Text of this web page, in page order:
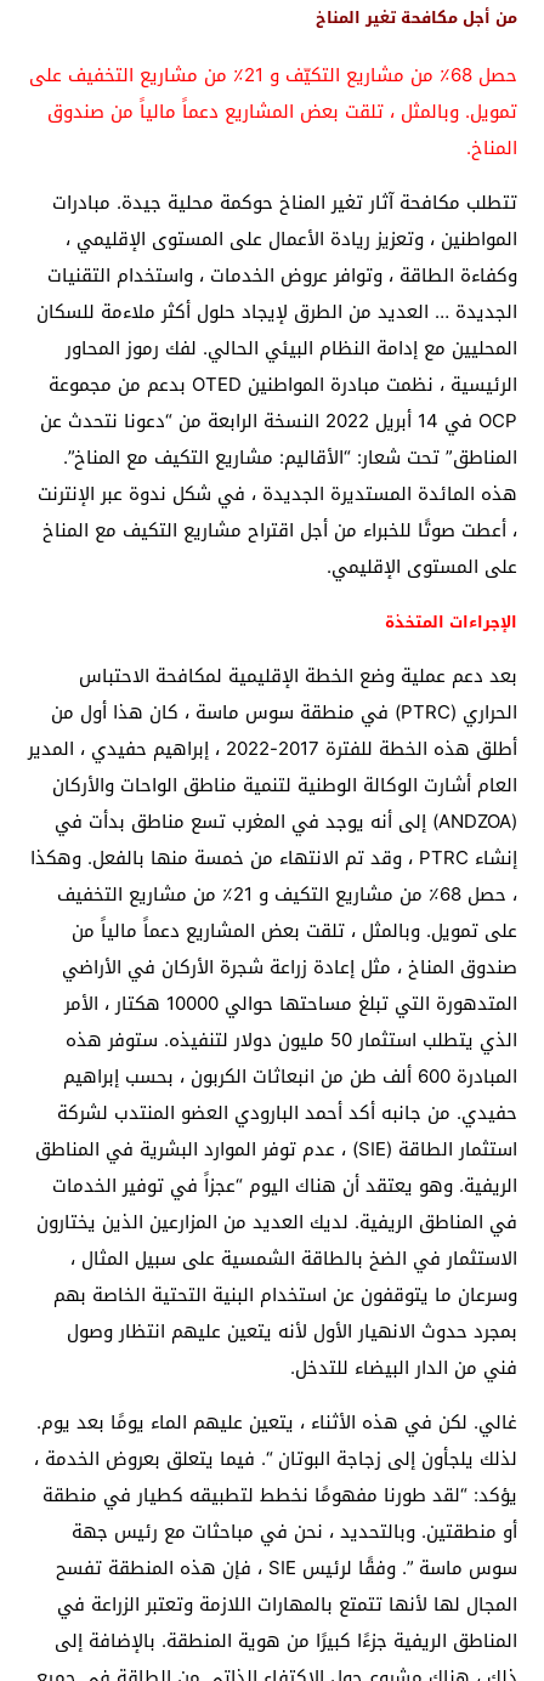
من أجل مكافحة تغير المناخ
حصل 68٪ من مشاريع التكيّف و 21٪ من مشاريع التخفيف على
تمويل. وبالمثل ، تلقت بعض المشاريع دعماً مالياً من صندوق
المناخ.
تتطلب مكافحة آثار تغير المناخ حوكمة محلية جيدة. مبادرات
المواطنين ، وتعزيز ريادة الأعمال على المستوى الإقليمي ،
وكفاءة الطاقة ، وتوافر عروض الخدمات ، واستخدام التقنيات
الجديدة … العديد من الطرق لإيجاد حلول أكثر ملاءمة للسكان
المحليين مع إدامة النظام البيئي الحالي. لفك رموز المحاور
الرئيسية ، نظمت مبادرة المواطنين OTED بدعم من مجموعة
OCP في 14 أبريل 2022 النسخة الرابعة من “دعونا نتحدث عن
المناطق” تحت شعار: “الأقاليم: مشاريع التكيف مع المناخ”.
هذه المائدة المستديرة الجديدة ، في شكل ندوة عبر الإنترنت
، أعطت صوتًا للخبراء من أجل اقتراح مشاريع التكيف مع المناخ
على المستوى الإقليمي.
الإجراءات المتخذة
بعد دعم عملية وضع الخطة الإقليمية لمكافحة الاحتباس
الحراري (PTRC) في منطقة سوس ماسة ، كان هذا أول من
أطلق هذه الخطة للفترة 2017-2022 ، إبراهيم حفيدي ، المدير
العام أشارت الوكالة الوطنية لتنمية مناطق الواحات والأركان
(ANDZOA) إلى أنه يوجد في المغرب تسع مناطق بدأت في
إنشاء PTRC ، وقد تم الانتهاء من خمسة منها بالفعل. وهكذا
، حصل 68٪ من مشاريع التكيف و 21٪ من مشاريع التخفيف
على تمويل. وبالمثل ، تلقت بعض المشاريع دعماً مالياً من
صندوق المناخ ، مثل إعادة زراعة شجرة الأركان في الأراضي
المتدهورة التي تبلغ مساحتها حوالي 10000 هكتار ، الأمر
الذي يتطلب استثمار 50 مليون دولار لتنفيذه. ستوفر هذه
المبادرة 600 ألف طن من انبعاثات الكربون ، بحسب إبراهيم
حفيدي. من جانبه أكد أحمد البارودي العضو المنتدب لشركة
استثمار الطاقة (SIE) ، عدم توفر الموارد البشرية في المناطق
الريفية. وهو يعتقد أن هناك اليوم “عجزاً في توفير الخدمات
في المناطق الريفية. لديك العديد من المزارعين الذين يختارون
الاستثمار في الضخ بالطاقة الشمسية على سبيل المثال ،
وسرعان ما يتوقفون عن استخدام البنية التحتية الخاصة بهم
بمجرد حدوث الانهيار الأول لأنه يتعين عليهم انتظار وصول
فني من الدار البيضاء للتدخل.
غالي. لكن في هذه الأثناء ، يتعين عليهم الماء يومًا بعد يوم.
لذلك يلجأون إلى زجاجة البوتان “. فيما يتعلق بعروض الخدمة ،
يؤكد: “لقد طورنا مفهومًا نخطط لتطبيقه كطيار في منطقة
أو منطقتين. وبالتحديد ، نحن في مباحثات مع رئيس جهة
سوس ماسة ”. وفقًا لرئيس SIE ، فإن هذه المنطقة تفسح
المجال لها لأنها تتمتع بالمهارات اللازمة وتعتبر الزراعة في
المناطق الريفية جزءًا كبيرًا من هوية المنطقة. بالإضافة إلى